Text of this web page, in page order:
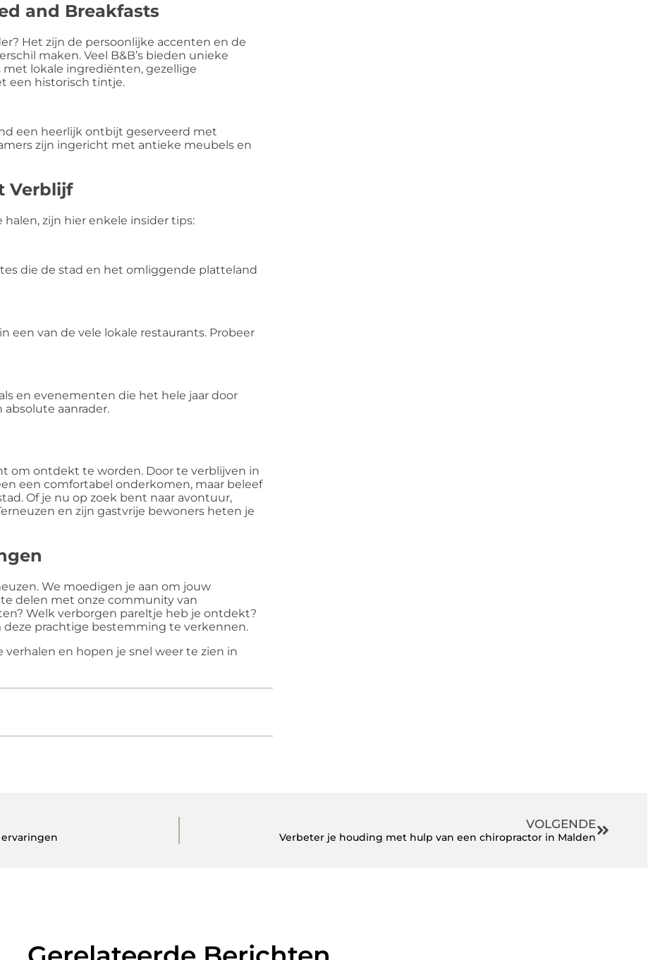
and Breakfasts
Het zijn de persoonlijke accenten en de
maken. Veel B&B’s bieden unieke
lokale ingrediënten, gezellige
een historisch tintje.
een heerlijk ontbijt geserveerd met
zijn ingericht met antieke meubels en
Verblijf
zijn hier enkele insider tips:
die de stad en het omliggende platteland
een van de vele lokale restaurants. Probeer
en evenementen die het hele jaar door
absolute aanrader.
om ontdekt te worden. Door te verblijven in
een comfortabel onderkomen, maar beleef
Of je nu op zoek bent naar avontuur,
en zijn gastvrije bewoners heten je
We moedigen je aan om jouw
delen met onze community van
Welk verborgen pareltje heb je ontdekt?
prachtige bestemming te verkennen.
en hopen je snel weer te zien in
VOLGENDE
Verbeter je houding met hulp van een chiropractor in Malden